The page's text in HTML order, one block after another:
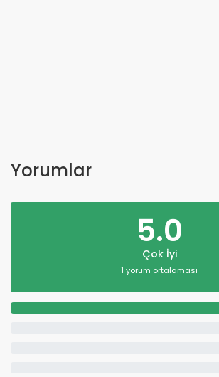
Yorumlar
5.0
Çok İyi
1 yorum ortalaması